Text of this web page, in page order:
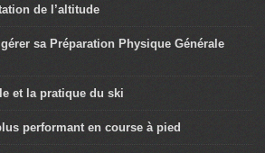
de l’altitude
sa Préparation Physique Générale
et la pratique du ski
performant en course à pied